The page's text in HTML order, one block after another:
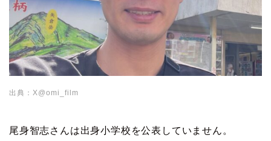
出典：X@omi_film
尾身智志さんは出身小学校を公表していません。